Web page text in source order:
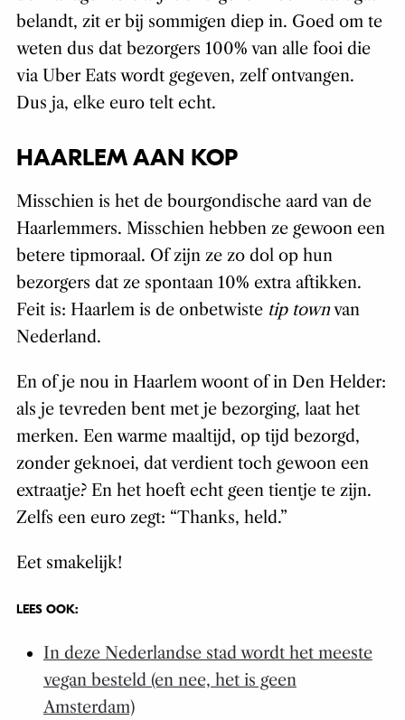
belandt, zit er bij sommigen diep in. Goed om te
weten dus dat bezorgers 100% van alle fooi die
via Uber Eats wordt gegeven, zelf ontvangen.
Dus ja, elke euro telt echt.
HAARLEM AAN KOP
Misschien is het de bourgondische aard van de
Haarlemmers. Misschien hebben ze gewoon een
betere tipmoraal. Of zijn ze zo dol op hun
bezorgers dat ze spontaan 10% extra aftikken.
Feit is: Haarlem is de onbetwiste tip townvan
Nederland.
En of je nou in Haarlem woont of in Den Helder:
als je tevreden bent met je bezorging, laat het
merken. Een warme maaltijd, op tijd bezorgd,
zonder geknoei, dat verdient toch gewoon een
extraatje? En het hoeft echt geen tientje te zijn.
Zelfs een euro zegt: “Thanks, held.”
Eet smakelijk!
LEES OOK:
In deze Nederlandse stad wordt het meeste
vegan besteld (en nee, het is geen
Amsterdam)